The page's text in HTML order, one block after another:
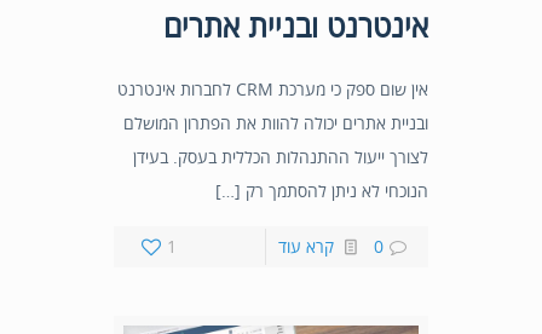
אינטרנט ובניית אתרים
אין שום ספק כי מערכת CRM לחברות אינטרנט
ובניית אתרים יכולה להוות את הפתרון המושלם
לצורך ייעול ההתנהלות הכללית בעסק. בעידן
הנוכחי לא ניתן להסתמך רק […]
1 0 קרא עוד